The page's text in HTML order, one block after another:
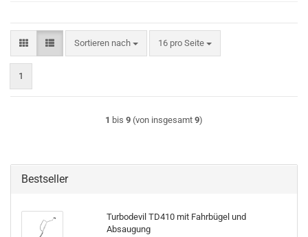
Sortieren nach
Sortieren nach 16 pro Seite
pro Seite
1
1 bis 9 (von insgesamt 9)
Bestseller
Turbodevil TD410 mit Fahrbügel und
Absaugung